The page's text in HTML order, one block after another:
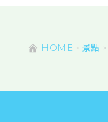
HOME 景點